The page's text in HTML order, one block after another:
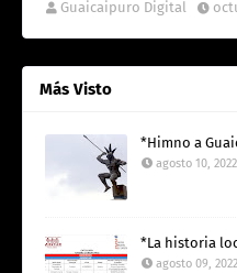
Guaicaipuro Digital
Más Visto
*Himno a
agosto 10, 2022
*La historia
agosto 09, 2022